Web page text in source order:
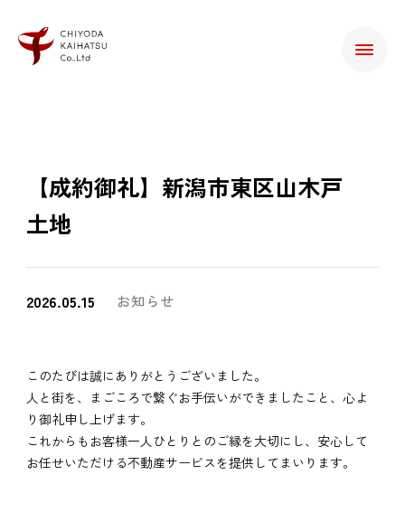
【成約御礼】新潟市東区山木戸
土地
2026.05.15 お知らせ
このたびは誠にありがとうございました。
人と街を、まごころで繋ぐお手伝いができましたこと、心よ
り御礼申し上げます。
これからもお客様一人ひとりとのご縁を大切にし、安心して
お任せいただける不動産サービスを提供してまいります。